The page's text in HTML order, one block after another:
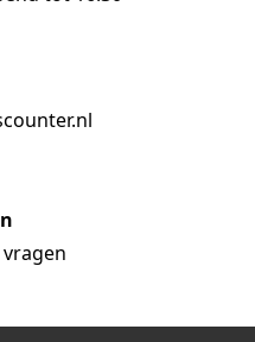
wordt
doek gebruikt met
lichtgrijs,
aanvraag